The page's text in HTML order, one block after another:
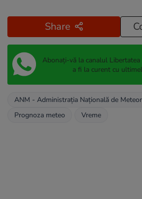
Share
Abonați-vă la canalul
a fi la curent cu
ANM - Administraţia Naţională de
Prognoza meteo
Vreme